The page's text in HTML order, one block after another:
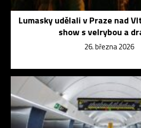
Lumasky udělali v Praze nad
show s velrybou a
26. března 2026